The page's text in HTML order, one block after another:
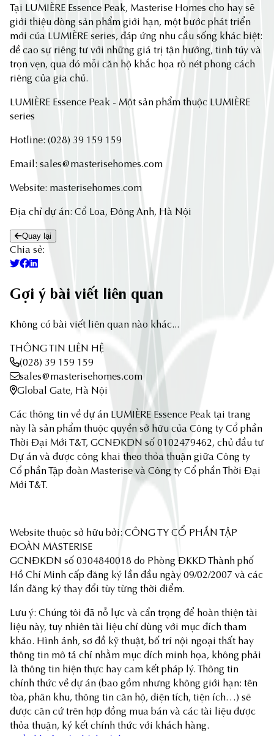
Tại LUMIÈRE Essence Peak, Masterise Homes cho hay sẽ
giới thiệu dòng sản phẩm giới hạn, một bước phát triển
mới của LUMIÈRE series, đáp ứng nhu cầu sống khác biệt:
đề cao sự riêng tư với những giá trị tận hưởng, tinh túy và
trọn vẹn, qua đó mỗi căn hộ khắc họa rõ nét phong cách
riêng của gia chủ.
LUMIÈRE Essence Peak - Một sản phẩm thuộc LUMIÈRE
series
Hotline: (028) 39 159 159
Email: sales@masterisehomes.com
Website: masterisehomes.com
Địa chỉ dự án: Cổ Loa, Đông Anh, Hà Nội
Quay lại
Chia sẻ:
Gợi ý bài viết liên quan
Không có bài viết liên quan nào khác...
THÔNG TIN LIÊN HỆ
(028) 39 159 159
sales@masterisehomes.com
Global Gate, Hà Nội
Các thông tin về dự án LUMIÈRE Essence Peak tại trang
này là sản phẩm thuộc quyền sở hữu của Công ty Cổ phần
Thời Đại Mới T&T, GCNĐKDN số 0102479462, chủ đầu tư
Dự án và được công khai theo thỏa thuận giữa Công ty
Cổ phần Tập đoàn Masterise và Công ty Cổ phần Thời Đại
Mới T&T.
Website thuộc sở hữu bởi: CÔNG TY CỔ PHẦN TẬP
ĐOÀN MASTERISE
GCNĐKDN số 0304840018 do Phòng ĐKKD Thành phố
Hồ Chí Minh cấp đăng ký lần đầu ngày 09/02/2007 và các
lần đăng ký thay đổi tùy từng thời điểm.
Lưu ý: Chúng tôi đã nỗ lực và cẩn trọng để hoàn thiện tài
liệu này, tuy nhiên tài liệu chỉ dùng với mục đích tham
khảo. Hình ảnh, sơ đồ kỹ thuật, bố trí nội ngoại thất hay
thông tin mô tả chỉ nhằm mục đích minh họa, không phải
là thông tin hiện thực hay cam kết pháp lý. Thông tin
chính thức về dự án (bao gồm nhưng không giới hạn: tên
tòa, phân khu, thông tin căn hộ, diện tích, tiện ích…) sẽ
được căn cứ trên hợp đồng mua bán và các tài liệu được
thỏa thuận, ký kết chính thức với khách hàng.